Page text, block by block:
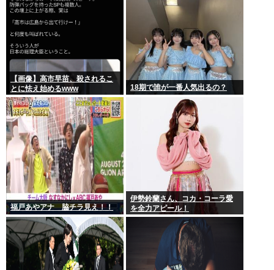
【画像】高市早苗、殺されるこ
とに怯え始めるwww
18期で誰が一番人気出るの？
福戸あやアナ 脇チラ見え！！
伊勢鈴蘭さん、コカ・コーラ愛
を全力アピール！